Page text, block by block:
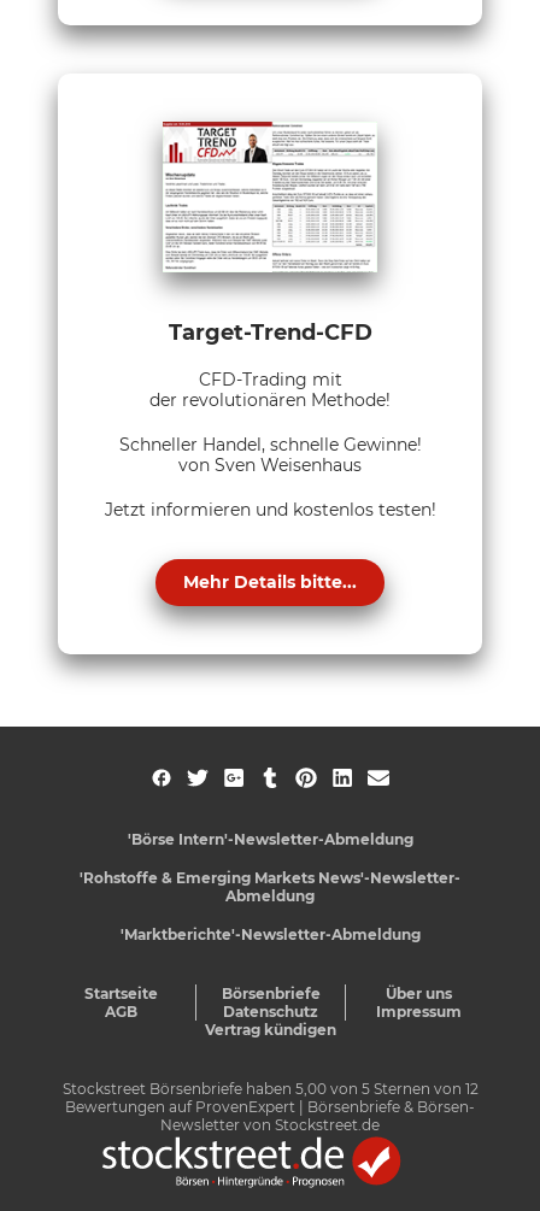
Target-Trend-CFD
CFD-Trading mit
der revolutionären Methode!
Schneller Handel, schnelle Gewinne!
von Sven Weisenhaus
Jetzt informieren und kostenlos testen!
Mehr Details bitte...
'Börse Intern'-Newsletter-Abmeldung
'Rohstoffe & Emerging Markets News'-Newsletter-
Abmeldung
'Marktberichte'-Newsletter-Abmeldung
Startseite Börsenbriefe
Über uns
AGB
Datenschutz
Impressum
Vertrag kündigen
Stockstreet Börsenbriefe haben 5,00von 5Sternen von 12
Bewertungen auf ProvenExpert
| Börsenbriefe & Börsen-
Newsletter von Stockstreet.de